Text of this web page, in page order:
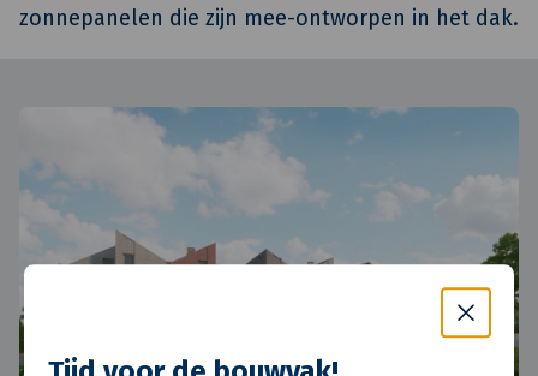
zonnepanelen die zijn mee-ontworpen in het dak.